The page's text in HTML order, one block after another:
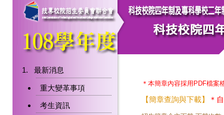
最新消息
重大變革事項
考生資訊
＊本簡章內容採用PDF檔案
【簡章查詢與下載】 ＊